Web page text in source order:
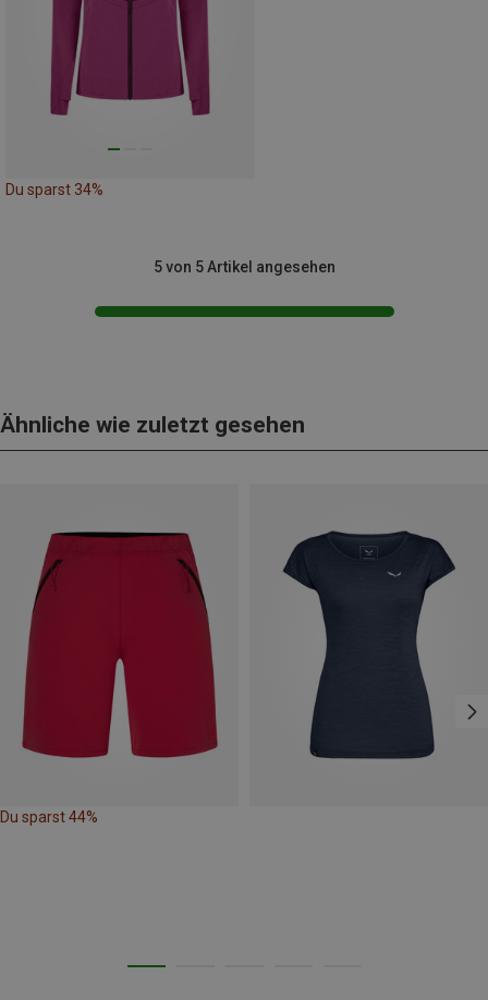
Du sparst 34%
5 von 5 Artikel angesehen
Ähnliche wie zuletzt gesehen
Du sparst 44%